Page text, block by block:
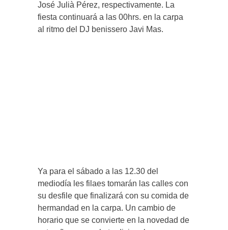
José Julià Pérez, respectivamente. La
fiesta continuará a las 00hrs. en la carpa
al ritmo del DJ benissero Javi Mas.
Ya para el sábado a las 12.30 del
mediodía les filaes tomarán las calles con
su desfile que finalizará con su comida de
hermandad en la carpa. Un cambio de
horario que se convierte en la novedad de